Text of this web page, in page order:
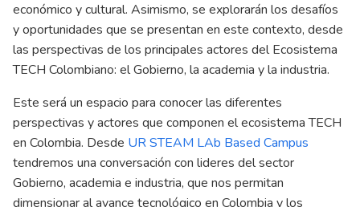
económico y cultural. Asimismo, se explorarán los desafíos
y oportunidades que se presentan en este contexto, desde
las perspectivas de los principales actores del Ecosistema
TECH Colombiano: el Gobierno, la academia y la industria.
Este será un espacio para conocer las diferentes
perspectivas y actores que componen el ecosistema TECH
en Colombia. Desde UR STEAM LAb Based Campus
tendremos una conversación con lideres del sector
Gobierno, academia e industria, que nos permitan
dimensionar al avance tecnológico en Colombia y los